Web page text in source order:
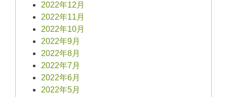
2022年12月
2022年11月
2022年10月
2022年9月
2022年8月
2022年7月
2022年6月
2022年5月